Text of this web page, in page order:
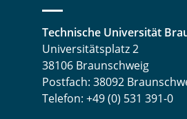
Technische Universität
Universitätsplatz 2
38106 Braunschweig
Postfach: 38092
Telefon: +49 (0) 531 391-0